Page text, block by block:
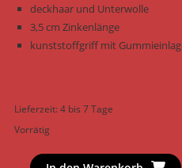
deckhaar und Unterwolle
3,5 cm Zinkenlänge
kunststoffgriff mit
Lieferzeit:4 bis 7 Tage
Vorrätig
Trixie